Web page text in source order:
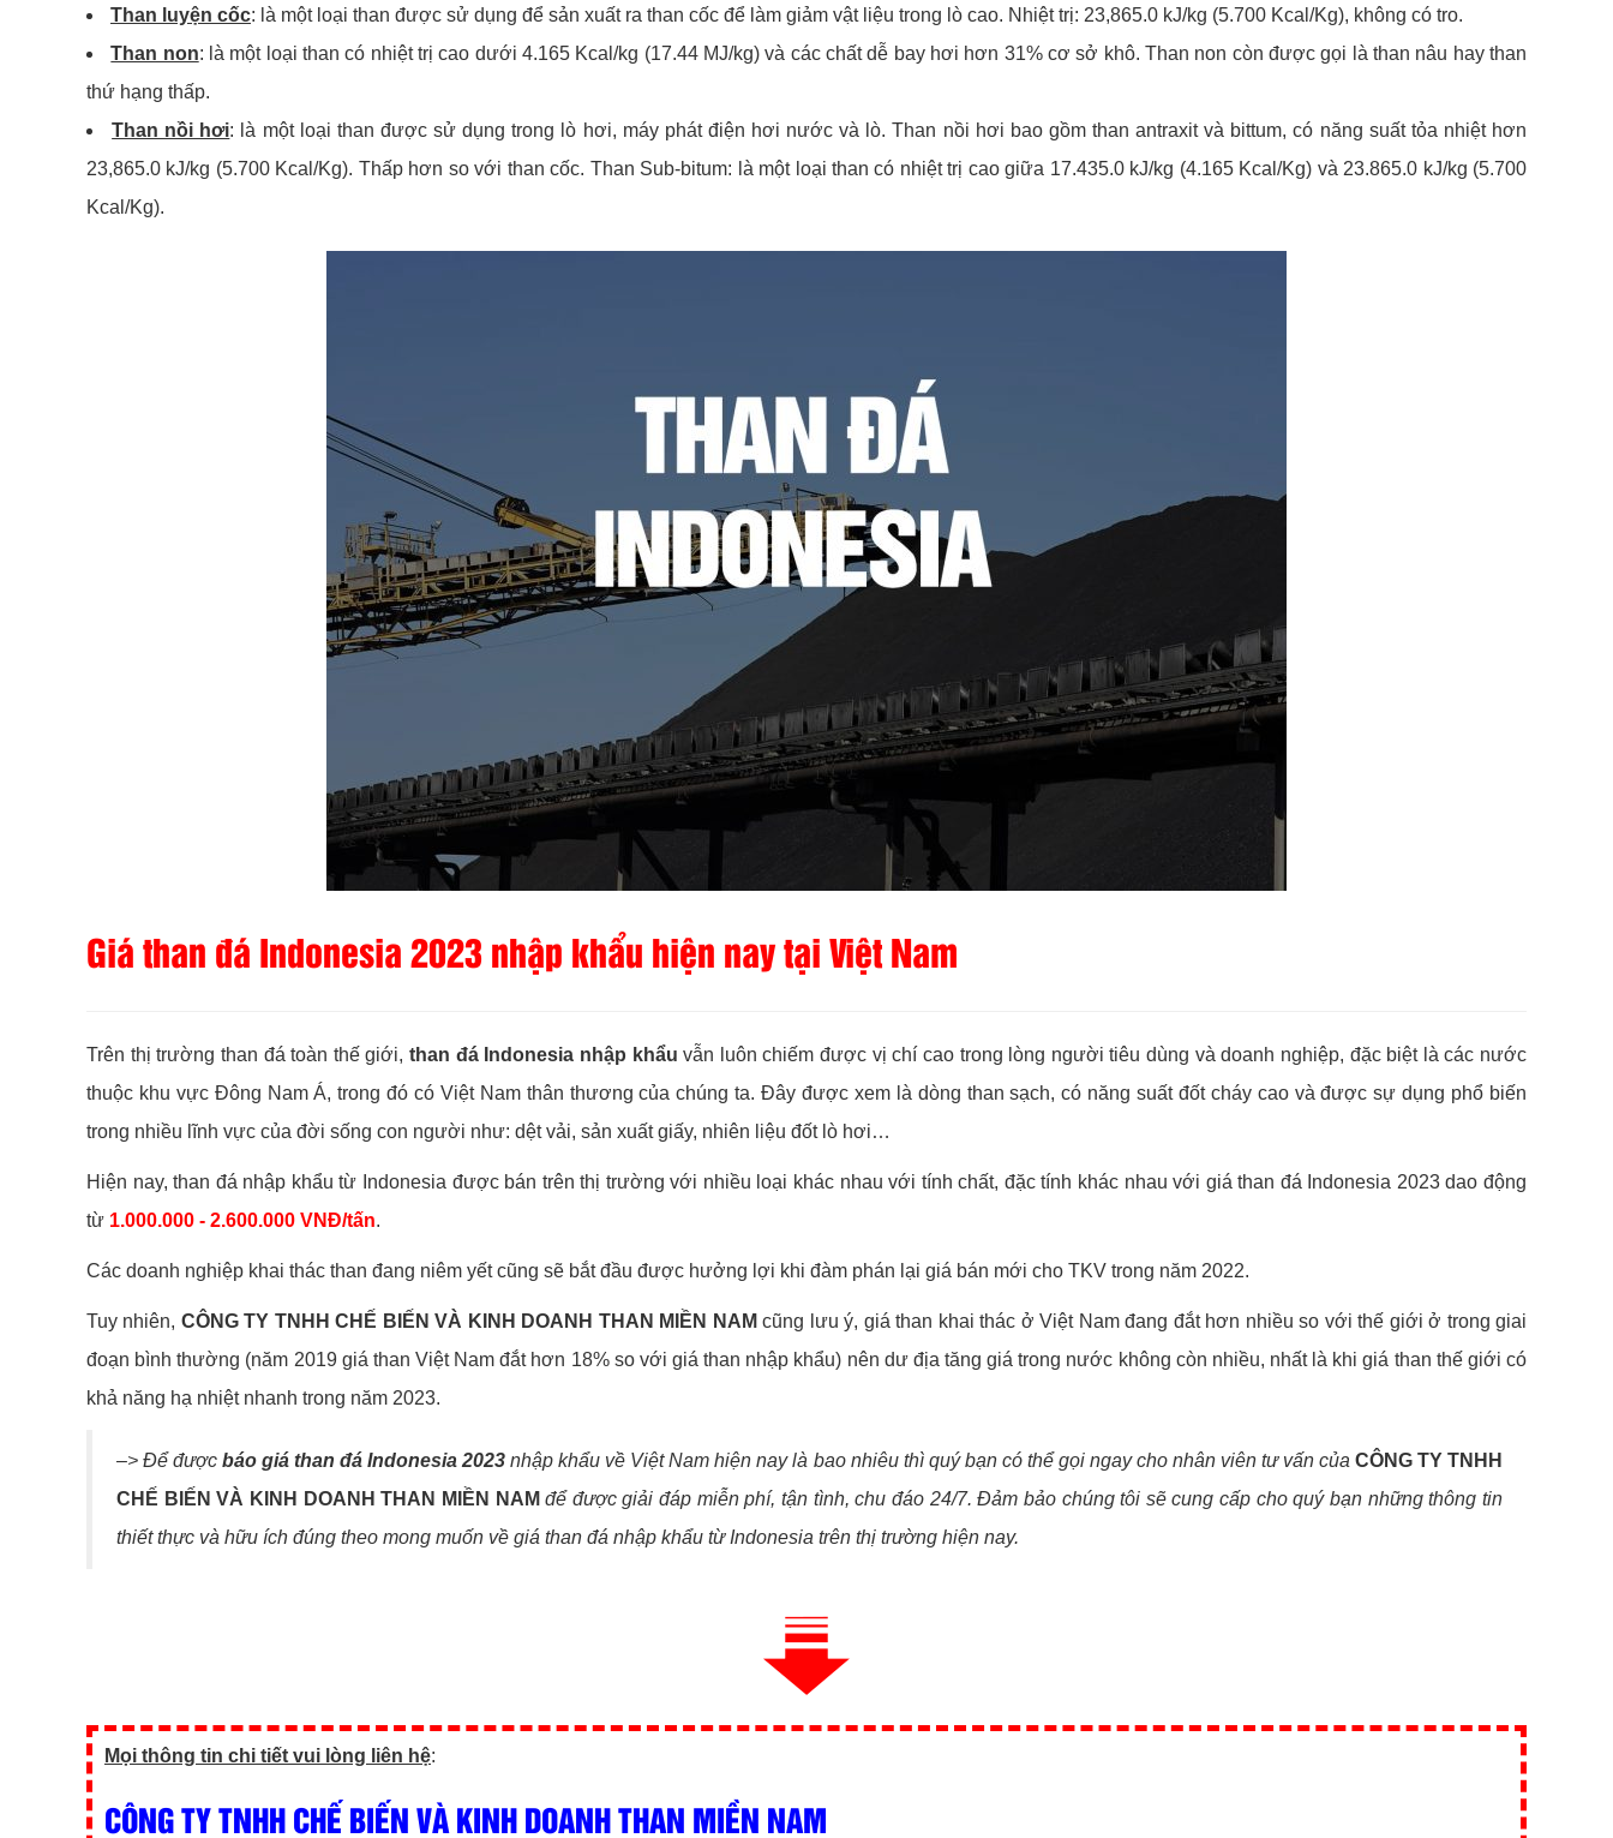
Than luyện cốc: là một loại than được sử dụng để sản xuất ra than cốc để làm giảm vật liệu trong lò cao. Nhiệt trị: 23,865.0 kJ/kg (5.700 Kcal/Kg), không có tro.
Than non: là một loại than có nhiệt trị cao dưới 4.165 Kcal/kg (17.44 MJ/kg) và các chất dễ bay hơi hơn 31% cơ sở khô. Than non còn được gọi là than nâu hay than
thứ hạng thấp.
Than nồi hơi: là một loại than được sử dụng trong lò hơi, máy phát điện hơi nước và lò. Than nồi hơi bao gồm than antraxit và bittum, có năng suất tỏa nhiệt hơn
23,865.0 kJ/kg (5.700 Kcal/Kg). Thấp hơn so với than cốc. Than Sub-bitum: là một loại than có nhiệt trị cao giữa 17.435.0 kJ/kg (4.165 Kcal/Kg) và 23.865.0 kJ/kg (5.700
Kcal/Kg).
Giá than đá Indonesia 2023 nhập khẩu hiện nay tại Việt Nam
Trên thị trường than đá toàn thế giới, than đá Indonesia nhập khẩuvẫn luôn chiếm được vị chí cao trong lòng người tiêu dùng và doanh nghiệp, đặc biệt là các nước
thuộc khu vực Đông Nam Á, trong đó có Việt Nam thân thương của chúng ta. Đây được xem là dòng than sạch, có năng suất đốt cháy cao và được sự dụng phổ biến
trong nhiều lĩnh vực của đời sống con người như: dệt vải, sản xuất giấy, nhiên liệu đốt lò hơi…
Hiện nay, than đá nhập khẩu từ Indonesia được bán trên thị trường với nhiều loại khác nhau với tính chất, đặc tính khác nhau với giá than đá Indonesia 2023 dao động
từ 1.000.000 - 2.600.000 VNĐ/tấn.
Các doanh nghiệp khai thác than đang niêm yết cũng sẽ bắt đầu được hưởng lợi khi đàm phán lại giá bán mới cho TKV trong năm 2022.
Tuy nhiên, CÔNG TY TNHH CHẾ BIẾN VÀ KINH DOANH THAN MIỀN NAMcũng lưu ý, giá than khai thác ở Việt Nam đang đắt hơn nhiều so với thế giới ở trong giai
đoạn bình thường (năm 2019 giá than Việt Nam đắt hơn 18% so với giá than nhập khẩu) nên dư địa tăng giá trong nước không còn nhiều, nhất là khi giá than thế giới có
khả năng hạ nhiệt nhanh trong năm 2023.
–> Để đượcbáo giá than đá Indonesia 2023 nhập khẩu về Việt Nam hiện nay là bao nhiêu thì quý bạn có thể gọi ngay cho nhân viên tư vấn của CÔNG TY TNHH
CHẾ BIẾN VÀ KINH DOANH THAN MIỀN NAMđể được giải đáp miễn phí, tận tình, chu đáo 24/7. Đảm bảo chúng tôi sẽ cung cấp cho quý bạn những thông tin
thiết thực và hữu ích đúng theo mong muốn về giá than đá nhập khẩu từ Indonesia trên thị trường hiện nay.
Mọi thông tin chi tiết vui lòng liên hệ:
CÔNG TY TNHH CHẾ BIẾN VÀ KINH DOANH THAN MIỀN NAM